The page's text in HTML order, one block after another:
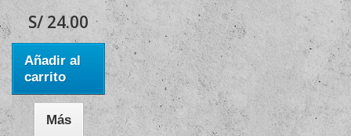
S/ 24.00
Añadir al
carrito
Más